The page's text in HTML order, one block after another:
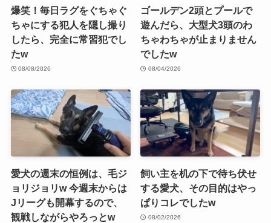
爆笑！毎日ラグをぐちゃぐ
ちゃにする犯人を隠し撮り
したら、完全に常習犯でし
たw
08/08/2026
ゴールデン2頭とプールで
遊んだら、大型犬3頭のわ
ちゃわちゃが止まりません
でしたw
08/04/2026
愛犬の週末の恒例は、毛ジ
ョリジョリw 今週末からは
Jリーグも開幕するので、
観戦しながらやろっとw
飼い主を机の下で待ち伏せ
する愛犬、その目的はやっ
ぱりコレでしたw
08/02/2026